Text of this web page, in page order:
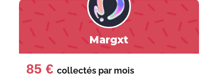
Margxt
85 € collectés par mois